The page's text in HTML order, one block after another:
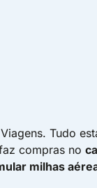
Tudo
compras no
milhas